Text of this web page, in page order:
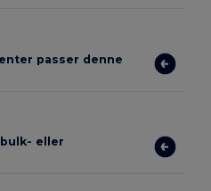
passer denne
eller